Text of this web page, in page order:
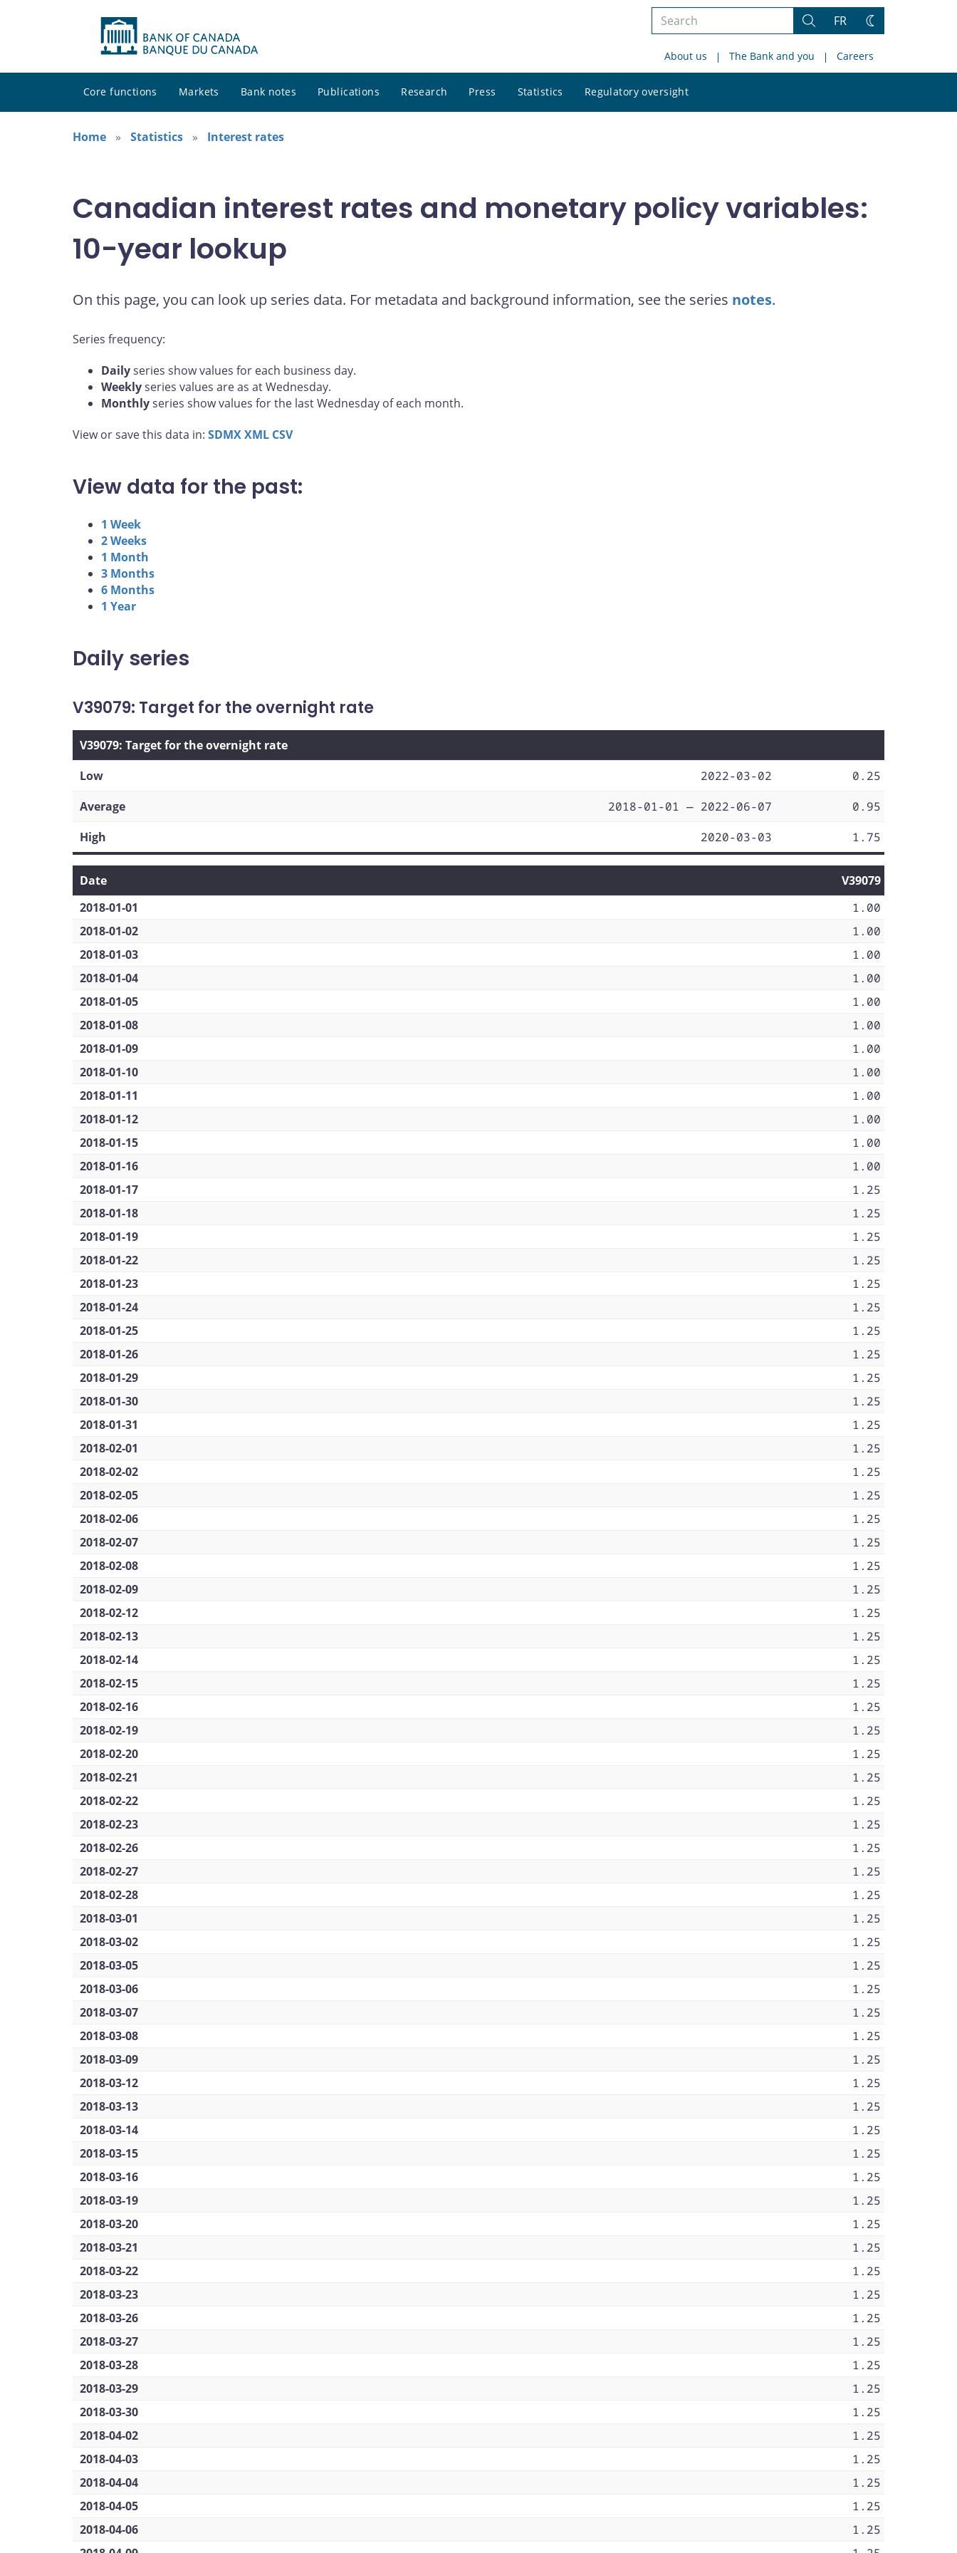
Search
site
Search
FR
Change
About us The Bank and you Careers
Core functions Markets Bank notes Publications Research Press Statistics Regulatory oversight
site
Home
Statistics Interest rates
Canadian interest rates and monetary policy variables:
10-year lookup
On this page, you can look up series data. For metadata and background information, see the series notes.
Series frequency:
Dailyseries show values for each business day.
Weeklyseries values are as at Wednesday.
Monthlyseries show values for the last Wednesday of each month.
View or save this data in: SDMXXML CSV
View data for the past:
1 Week
2 Weeks
1 Month
3 Months
6 Months
1 Year
Daily series
V39079: Target for the overnight rate
V39079: Target for the overnight rate
Low
2022-03-02
0.25
Average
2018-01-01 — 2022-06-07
0.95
High
2020-03-03 1.75
Date
V39079
2018-01-01
1.00
2018-01-02
1.00
2018-01-03
1.00
2018-01-04
1.00
2018-01-05
1.00
2018-01-08
1.00
2018-01-09
1.00
2018-01-10
1.00
2018-01-11
1.00
2018-01-12
1.00
2018-01-15
1.00
2018-01-16
1.00
2018-01-17
1.25
2018-01-18
1.25
2018-01-19
1.25
2018-01-22
1.25
2018-01-23
1.25
2018-01-24
1.25
2018-01-25
1.25
2018-01-26
1.25
2018-01-29
1.25
2018-01-30
1.25
2018-01-31
1.25
2018-02-01
1.25
2018-02-02
1.25
2018-02-05
1.25
2018-02-06
1.25
2018-02-07
1.25
2018-02-08
1.25
2018-02-09
1.25
2018-02-12
1.25
2018-02-13
1.25
2018-02-14
1.25
2018-02-15
1.25
2018-02-16
1.25
2018-02-19
1.25
2018-02-20
1.25
2018-02-21
1.25
2018-02-22
1.25
2018-02-23
1.25
2018-02-26
1.25
2018-02-27
1.25
2018-02-28
1.25
2018-03-01
1.25
2018-03-02
1.25
2018-03-05
1.25
2018-03-06
1.25
2018-03-07
1.25
2018-03-08
1.25
2018-03-09
1.25
2018-03-12
1.25
2018-03-13
1.25
2018-03-14
1.25
2018-03-15
1.25
2018-03-16
1.25
2018-03-19
1.25
2018-03-20
1.25
2018-03-21
1.25
2018-03-22
1.25
2018-03-23
1.25
2018-03-26
1.25
2018-03-27
1.25
2018-03-28
1.25
2018-03-29
1.25
2018-03-30
1.25
2018-04-02
1.25
2018-04-03
1.25
2018-04-04
1.25
2018-04-05
1.25
2018-04-06
1.25